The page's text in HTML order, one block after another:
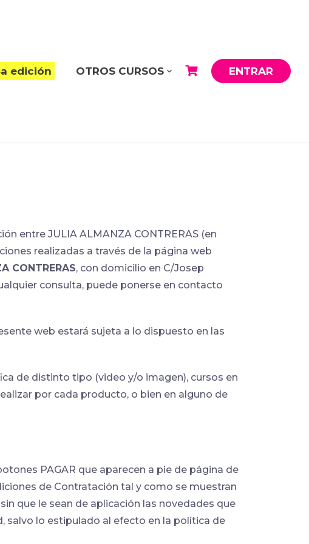
edición OTROS CURSOS ENTRAR
entre JULIA ALMANZA CONTRERAS (en
realizadas a través de la página web
CONTRERAS, con domicilio en C/Josep
consulta, puede ponerse en contacto
web estará sujeta a lo dispuesto en las
de distinto tipo (video y/o imagen), cursos en
por cada producto, o bien en alguno de
PAGAR que aparecen a pie de página de
de Contratación tal y como se muestran
que le sean de aplicación las novedades que
salvo lo estipulado al efecto en la política de